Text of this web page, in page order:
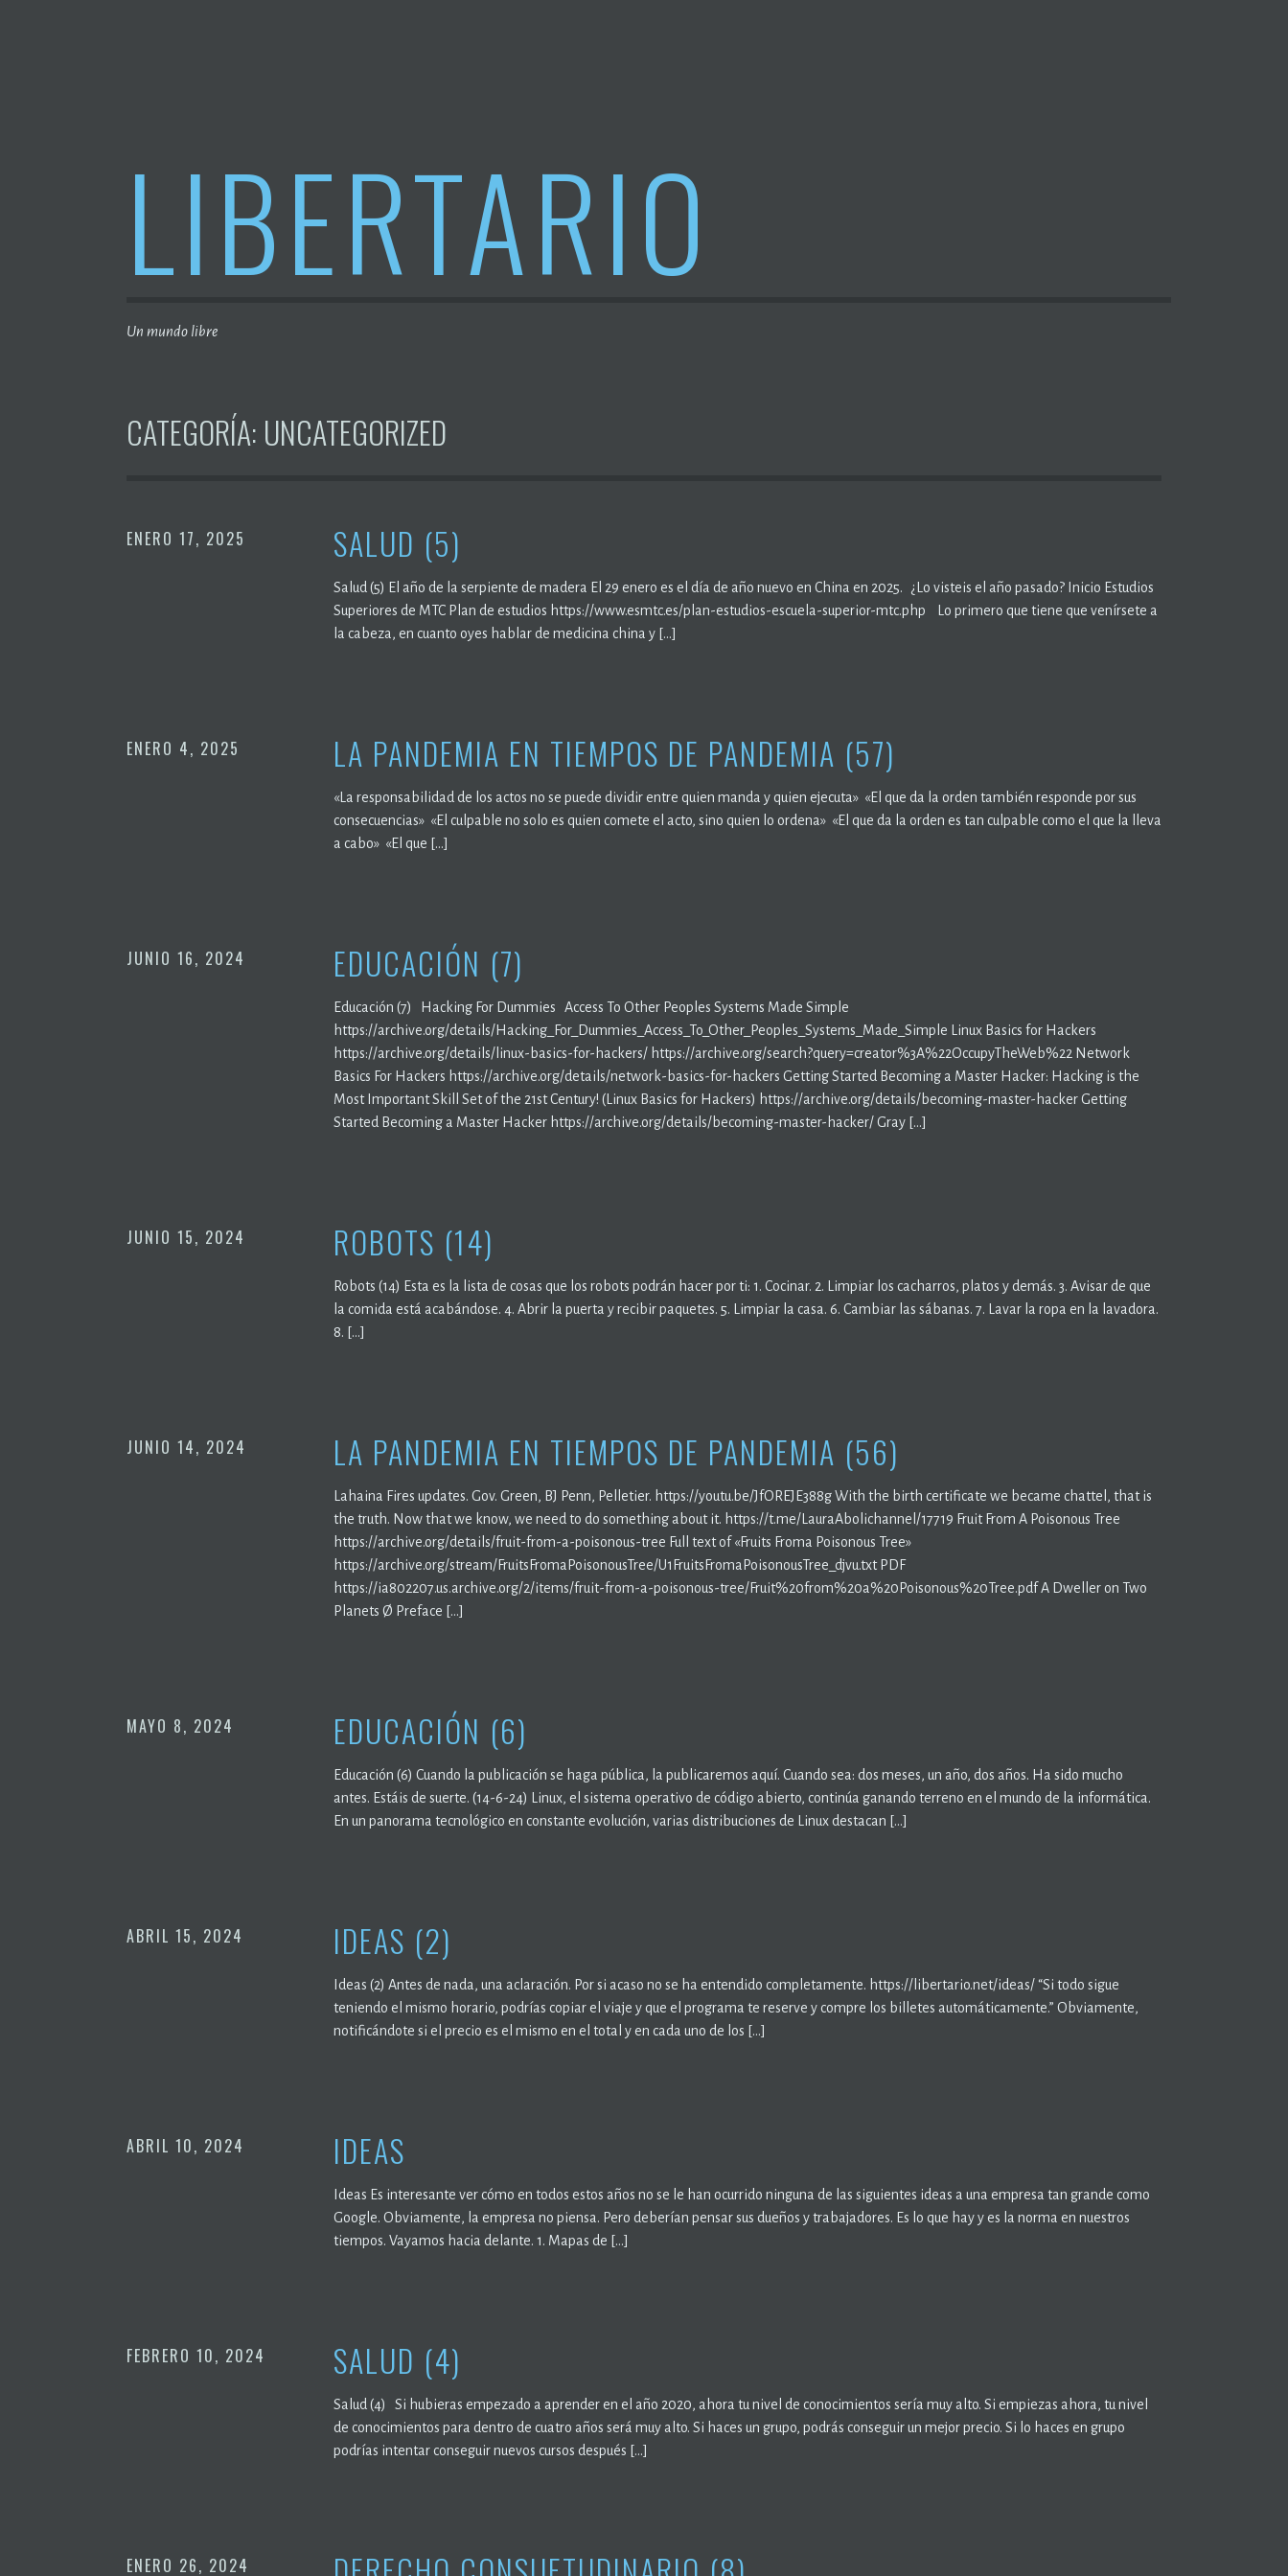
LIBERTARIO
Un mundo libre
CATEGORÍA: UNCATEGORIZED
ENERO 17, 2025 SALUD (5)
Salud (5) El año de la serpiente de madera El 29 enero es el día de año nuevo en China en 2025. ¿Lo visteis el año pasado? Inicio Estudios
Superiores de MTC Plan de estudios https://www.esmtc.es/plan-estudios-escuela-superior-mtc.php Lo primero que tiene que venírsete a
la cabeza, en cuanto oyes hablar de medicina china y […]
ENERO 4, 2025 LA PANDEMIA EN TIEMPOS DE PANDEMIA (57)
«La responsabilidad de los actos no se puede dividir entre quien manda y quien ejecuta» «El que da la orden también responde por sus
consecuencias» «El culpable no solo es quien comete el acto, sino quien lo ordena» «El que da la orden es tan culpable como el que la lleva
a cabo» «El que […]
JUNIO 16, 2024 EDUCACIÓN (7)
Educación (7) Hacking For Dummies Access To Other Peoples Systems Made Simple
https://archive.org/details/Hacking_For_Dummies_Access_To_Other_Peoples_Systems_Made_Simple Linux Basics for Hackers
https://archive.org/details/linux-basics-for-hackers/ https://archive.org/search?query=creator%3A%22OccupyTheWeb%22 Network
Basics For Hackers https://archive.org/details/network-basics-for-hackers Getting Started Becoming a Master Hacker: Hacking is the
Most Important Skill Set of the 21st Century! (Linux Basics for Hackers) https://archive.org/details/becoming-master-hacker Getting
Started Becoming a Master Hacker https://archive.org/details/becoming-master-hacker/ Gray […]
JUNIO 15, 2024 ROBOTS (14)
Robots (14) Esta es la lista de cosas que los robots podrán hacer por ti: 1. Cocinar. 2. Limpiar los cacharros, platos y demás. 3. Avisar de que
la comida está acabándose. 4. Abrir la puerta y recibir paquetes. 5. Limpiar la casa. 6. Cambiar las sábanas. 7. Lavar la ropa en la lavadora.
8. […]
JUNIO 14, 2024 LA PANDEMIA EN TIEMPOS DE PANDEMIA (56)
Lahaina Fires updates. Gov. Green, BJ Penn, Pelletier. https://youtu.be/JfOREJE388g With the birth certificate we became chattel, that is
the truth. Now that we know, we need to do something about it. https://t.me/LauraAbolichannel/17719 Fruit From A Poisonous Tree
https://archive.org/details/fruit-from-a-poisonous-tree Full text of «Fruits Froma Poisonous Tree»
https://archive.org/stream/FruitsFromaPoisonousTree/U1FruitsFromaPoisonousTree_djvu.txt PDF
https://ia802207.us.archive.org/2/items/fruit-from-a-poisonous-tree/Fruit%20from%20a%20Poisonous%20Tree.pdf A Dweller on Two
Planets Ø Preface […]
MAYO 8, 2024 EDUCACIÓN (6)
Educación (6) Cuando la publicación se haga pública, la publicaremos aquí. Cuando sea: dos meses, un año, dos años. Ha sido mucho
antes. Estáis de suerte. (14-6-24) Linux, el sistema operativo de código abierto, continúa ganando terreno en el mundo de la informática.
En un panorama tecnológico en constante evolución, varias distribuciones de Linux destacan […]
ABRIL 15, 2024 IDEAS (2)
Ideas (2) Antes de nada, una aclaración. Por si acaso no se ha entendido completamente. https://libertario.net/ideas/ “Si todo sigue
teniendo el mismo horario, podrías copiar el viaje y que el programa te reserve y compre los billetes automáticamente.” Obviamente,
notificándote si el precio es el mismo en el total y en cada uno de los […]
ABRIL 10, 2024 IDEAS
Ideas Es interesante ver cómo en todos estos años no se le han ocurrido ninguna de las siguientes ideas a una empresa tan grande como
Google. Obviamente, la empresa no piensa. Pero deberían pensar sus dueños y trabajadores. Es lo que hay y es la norma en nuestros
tiempos. Vayamos hacia delante. 1. Mapas de […]
FEBRERO 10, 2024 SALUD (4)
Salud (4) Si hubieras empezado a aprender en el año 2020, ahora tu nivel de conocimientos sería muy alto. Si empiezas ahora, tu nivel
de conocimientos para dentro de cuatro años será muy alto. Si haces un grupo, podrás conseguir un mejor precio. Si lo haces en grupo
podrías intentar conseguir nuevos cursos después […]
ENERO 26, 2024